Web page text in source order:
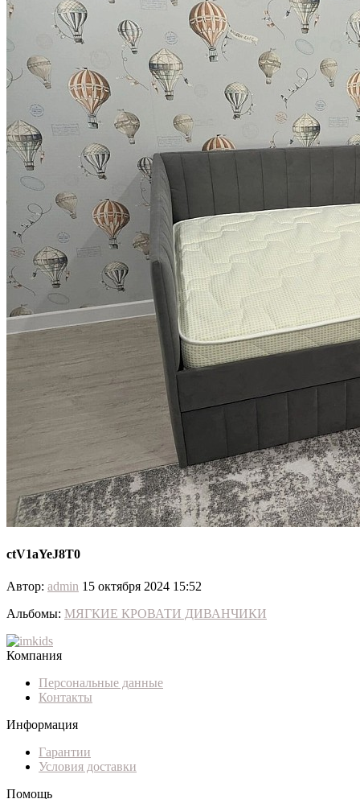
ctV1aYeJ8T0
Автор: admin 15 октября 2024 15:52
Альбомы: МЯГКИЕ КРОВАТИ ДИВАНЧИКИ
Компания
Персональные данные
Контакты
Информация
Гарантии
Условия доставки
Помощь